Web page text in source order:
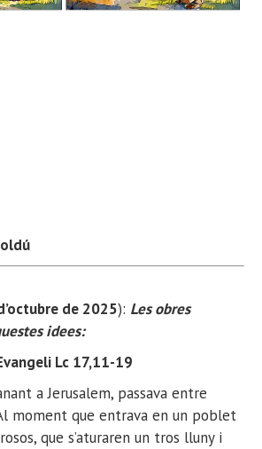
de 2025): Les obres
idees:
Lc 17,11-19
a Jerusalem, passava entre
moment que entrava en un poblet
que s’aturaren un tros lluny i